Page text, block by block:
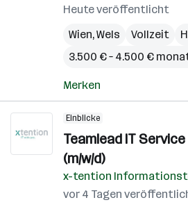
Heute veröffentlicht
Wien,Wels Vollzeit
3.500 € – 4.500 €
Merken
Einblicke
Teamlead IT
(m/w/d)
x-tention
vor 4 Tagen